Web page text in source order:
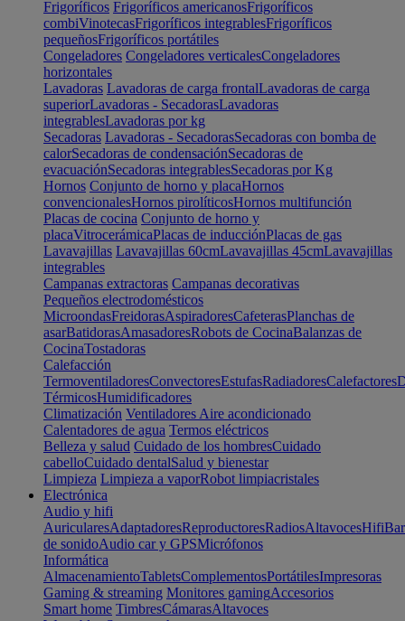
Frigoríficos Frigoríficos americanosFrigoríficos
combiVinotecasFrigoríficos integrablesFrigoríficos
pequeñosFrigoríficos portátiles
Congeladores Congeladores verticalesCongeladores
horizontales
Lavadoras Lavadoras de carga frontalLavadoras de carga
superiorLavadoras - SecadorasLavadoras
integrablesLavadoras por kg
Secadoras Lavadoras - SecadorasSecadoras con bomba de
calorSecadoras de condensaciónSecadoras de
evacuaciónSecadoras integrablesSecadoras por Kg
Hornos Conjunto de horno y placaHornos
convencionalesHornos pirolíticosHornos multifunción
Placas de cocina Conjunto de horno y
placaVitrocerámicaPlacas de inducciónPlacas de gas
Lavavajillas Lavavajillas 60cmLavavajillas 45cmLavavajillas
integrables
Campanas extractoras Campanas decorativas
Pequeños electrodomésticos
MicroondasFreidorasAspiradoresCafeterasPlanchas de
asarBatidorasAmasadoresRobots de CocinaBalanzas de
CocinaTostadoras
Calefacción
TermoventiladoresConvectoresEstufasRadiadoresCalefactores
TérmicosHumidificadores
Climatización Ventiladores Aire acondicionado
Calentadores de agua Termos eléctricos
Belleza y salud Cuidado de los hombresCuidado
cabelloCuidado dentalSalud y bienestar
Limpieza Limpieza a vaporRobot limpiacristales
Electrónica
Audio y hifi
AuricularesAdaptadoresReproductoresRadiosAltavocesHifi
de sonidoAudio car y GPSMicrófonos
Informática
AlmacenamientoTabletsComplementosPortátilesImpresoras
Gaming & streaming Monitores gamingAccesorios
Smart home TimbresCámarasAltavoces